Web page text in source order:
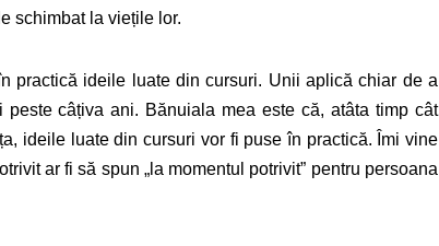
schimbat la viețile lor.
practică ideile luate din cursuri. Unii aplică chiar de a
câțiva ani. Bănuiala mea este că, atâta timp cât
ideile luate din cursuri vor fi puse în practică. Îmi vine
ar fi să spun „la momentul potrivit” pentru persoana